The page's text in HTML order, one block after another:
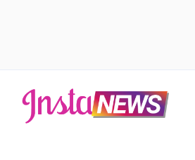
contenuto